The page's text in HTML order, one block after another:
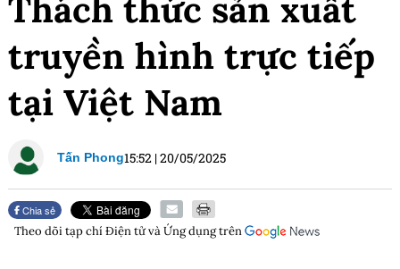
Thách thức sản xuất
truyền hình trực tiếp
tại Việt Nam
Tấn Phong15:52 |20/05/2025
Chia sẻ
Theo dõi tạp chíĐiện tử và Ứng dụngtrên